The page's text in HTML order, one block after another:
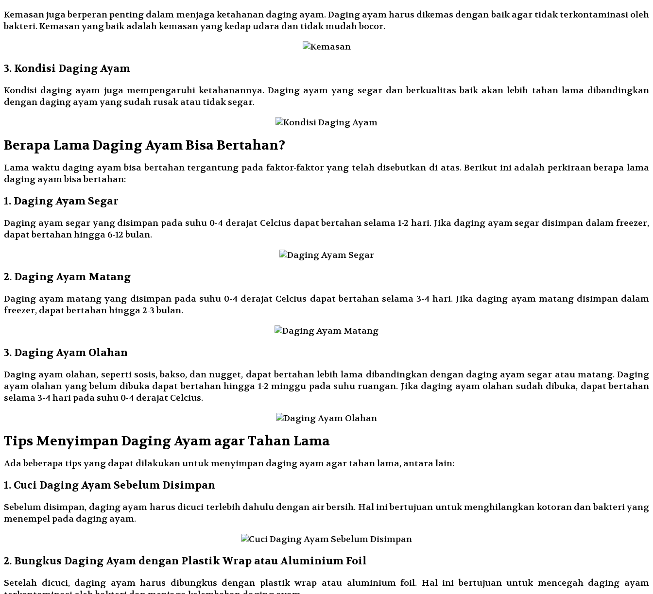
Kemasan juga berperan penting dalam menjaga ketahanan daging ayam. Daging ayam harus dikemas dengan baik agar tidak terkontaminasi oleh
bakteri. Kemasan yang baik adalah kemasan yang kedap udara dan tidak mudah bocor.
3. Kondisi Daging Ayam
Kondisi daging ayam juga mempengaruhi ketahanannya. Daging ayam yang segar dan berkualitas baik akan lebih tahan lama dibandingkan
dengan daging ayam yang sudah rusak atau tidak segar.
Berapa Lama Daging Ayam Bisa Bertahan?
Lama waktu daging ayam bisa bertahan tergantung pada faktor-faktor yang telah disebutkan di atas. Berikut ini adalah perkiraan berapa lama
daging ayam bisa bertahan:
1. Daging Ayam Segar
Daging ayam segar yang disimpan pada suhu 0-4 derajat Celcius dapat bertahan selama 1-2 hari. Jika daging ayam segar disimpan dalam freezer,
dapat bertahan hingga 6-12 bulan.
2. Daging Ayam Matang
Daging ayam matang yang disimpan pada suhu 0-4 derajat Celcius dapat bertahan selama 3-4 hari. Jika daging ayam matang disimpan dalam
freezer, dapat bertahan hingga 2-3 bulan.
3. Daging Ayam Olahan
Daging ayam olahan, seperti sosis, bakso, dan nugget, dapat bertahan lebih lama dibandingkan dengan daging ayam segar atau matang. Daging
ayam olahan yang belum dibuka dapat bertahan hingga 1-2 minggu pada suhu ruangan. Jika daging ayam olahan sudah dibuka, dapat bertahan
selama 3-4 hari pada suhu 0-4 derajat Celcius.
Tips Menyimpan Daging Ayam agar Tahan Lama
Ada beberapa tips yang dapat dilakukan untuk menyimpan daging ayam agar tahan lama, antara lain:
1. Cuci Daging Ayam Sebelum Disimpan
Sebelum disimpan, daging ayam harus dicuci terlebih dahulu dengan air bersih. Hal ini bertujuan untuk menghilangkan kotoran dan bakteri yang
menempel pada daging ayam.
2. Bungkus Daging Ayam dengan Plastik Wrap atau Aluminium Foil
Setelah dicuci, daging ayam harus dibungkus dengan plastik wrap atau aluminium foil. Hal ini bertujuan untuk mencegah daging ayam